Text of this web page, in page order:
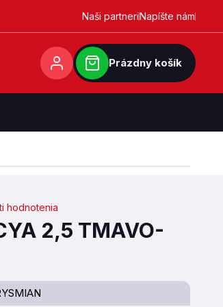
Naši partneriNapíšte nám
Prázdny košík
hodnotenia
2,5 TMAVO-